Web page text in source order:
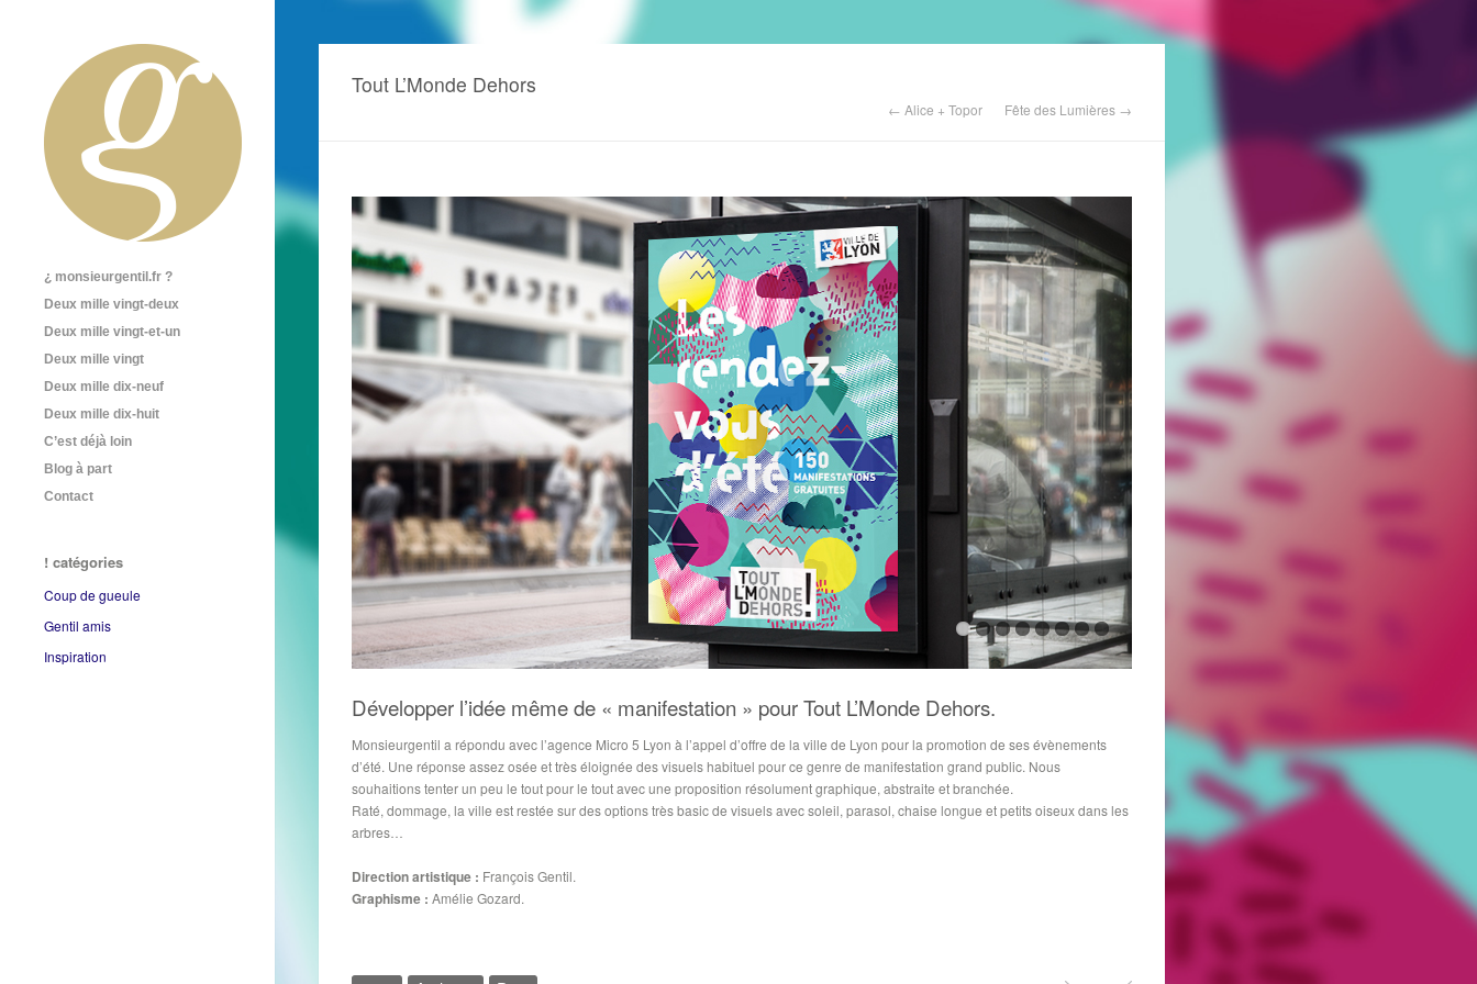
¿ monsieurgentil.fr ?
Deux mille vingt-deux
Deux mille vingt-et-un
Deux mille vingt
Deux mille dix-neuf
Deux mille dix-huit
C’est déjà loin
Blog à part
Contact
! catégories
Coup de gueule
Gentil amis
Inspiration
Tout L’Monde Dehors
← Alice + Topor Fête des Lumières →
Développer l’idée même de « manifestation » pour Tout L’Monde Dehors.
Monsieurgentil a répondu avec l’agence Micro 5 Lyon à l’appel d’offre de la ville de Lyon pour la promotion de ses évènements
d’été. Une réponse assez osée et très éloignée des visuels habituel pour ce genre de manifestation grand public. Nous
souhaitions tenter un peu le tout pour le tout avec une proposition résolument graphique, abstraite et branchée.
Raté, dommage, la ville est restée sur des options très basic de visuels avec soleil, parasol, chaise longue et petits oiseux dans les
arbres…
Direction artistique : François Gentil.
Graphisme : Amélie Gozard.